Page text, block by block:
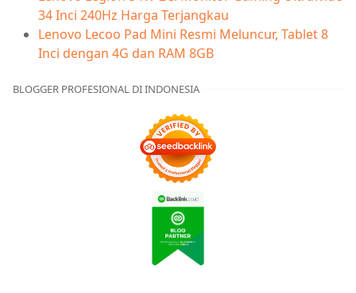
34 Inci 240Hz Harga Terjangkau
Lenovo Lecoo Pad Mini Resmi Meluncur, Tablet 8
Inci dengan 4G dan RAM 8GB
BLOGGER PROFESIONAL DI INDONESIA